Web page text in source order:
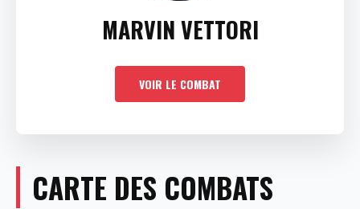
MARVIN VETTORI
VOIR LE COMBAT
CARTE DES COMBATS